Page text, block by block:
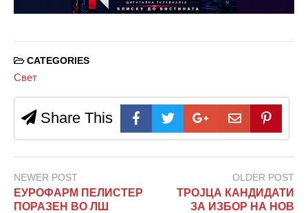
CATEGORIES
Свет
Share This
NEWER POST
ЕУРОФАРМ ПЕЛИСТЕР
ПОРАЗЕН ВО ЛШ
OLDER POST
ТРОЈЦА КАНДИДАТИ
ЗА ИЗБОР НА НОВ